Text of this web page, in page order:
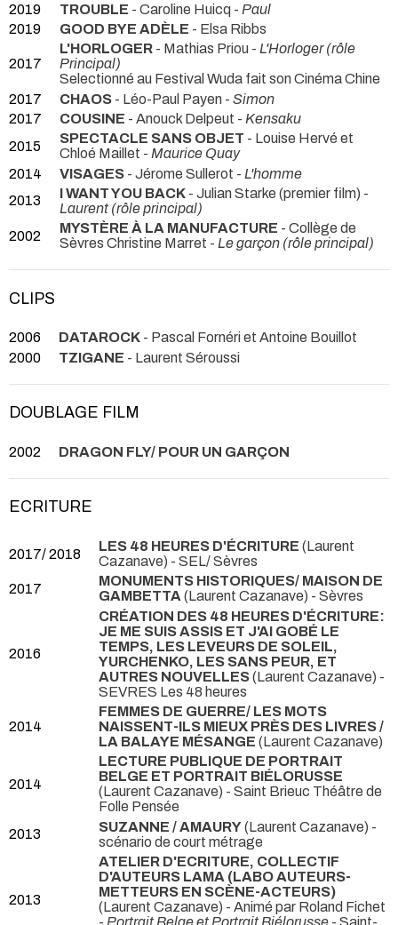
2019
TROUBLE - Caroline Huicq - Paul
2019
GOOD BYE ADÈLE - Elsa Ribbs
2017
L'HORLOGER - Mathias Priou - L'Horloger (rôle
Principal)
Selectionné au Festival Wuda fait son Cinéma Chine
2017
CHAOS - Léo-Paul Payen - Simon
2017
COUSINE - Anouck Delpeut - Kensaku
2015
SPECTACLE SANS OBJET - Louise Hervé et
Chloé Maillet - Maurice Quay
2014
VISAGES - Jérome Sullerot - L'homme
2013
I WANT YOU BACK - Julian Starke (premier film) -
Laurent (rôle principal)
2002
MYSTÈRE À LA MANUFACTURE - Collège de
Sèvres Christine Marret - Le garçon (rôle principal)
CLIPS
2006 DATAROCK - Pascal Fornéri et Antoine Bouillot
2000
TZIGANE - Laurent Séroussi
DOUBLAGE FILM
2002 DRAGON FLY/ POUR UN GARÇON
ECRITURE
2017/ 2018 LES 48 HEURES D'ÉCRITURE (Laurent
Cazanave) - SEL/ Sèvres
2017
MONUMENTS HISTORIQUES/ MAISON DE
GAMBETTA(Laurent Cazanave) - Sèvres
2016
CRÉATION DES 48 HEURES D'ÉCRITURE:
JE ME SUIS ASSIS ET J'AI GOBÉ LE
TEMPS, LES LEVEURS DE SOLEIL,
YURCHENKO, LES SANS PEUR, ET
AUTRES NOUVELLES(Laurent Cazanave) -
SEVRES Les 48 heures
2014
FEMMES DE GUERRE/ LES MOTS
NAISSENT-ILS MIEUX PRÈS DES LIVRES /
LA BALAYE MÉSANGE (Laurent Cazanave)
2014
LECTURE PUBLIQUE DE PORTRAIT
BELGE ET PORTRAIT BIÉLORUSSE
(Laurent Cazanave) - Saint Brieuc Théâtre de
Folle Pensée
2013
SUZANNE / AMAURY(Laurent Cazanave) -
scénario de court métrage
2013
ATELIER D'ECRITURE, COLLECTIF
D'AUTEURS LAMA (LABO AUTEURS-
METTEURS EN SCÈNE-ACTEURS)
(Laurent Cazanave) - Animé par Roland Fichet
- Portrait Belge et Portrait Biélorusse - Saint-